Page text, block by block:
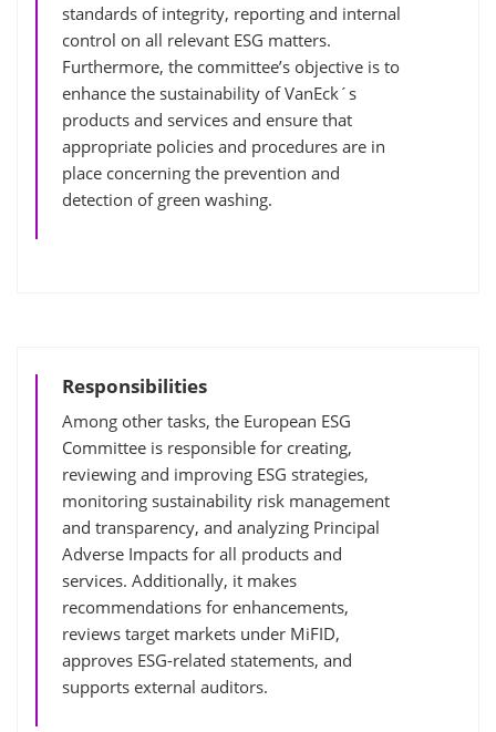
standards of integrity, reporting and internal
control on all relevant ESG matters.
Furthermore, the committee’s objective is to
enhance the sustainability of VanEck´s
products and services and ensure that
appropriate policies and procedures are in
place concerning the prevention and
detection of green washing.
Responsibilities
Among other tasks, the European ESG
Committee is responsible for creating,
reviewing and improving ESG strategies,
monitoring sustainability risk management
and transparency, and analyzing Principal
Adverse Impacts for all products and
services. Additionally, it makes
recommendations for enhancements,
reviews target markets under MiFID,
approves ESG-related statements, and
supports external auditors.